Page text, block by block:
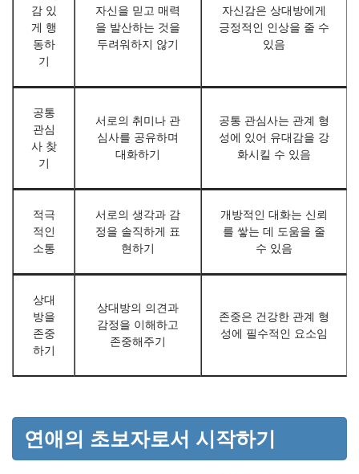
감 있
게 행
동하
기
자신을 믿고 매력
을 발산하는 것을
두려워하지 않기
자신감은 상대방에게
긍정적인 인상을 줄 수
있음
공통
관심
사 찾
기
서로의 취미나 관
심사를 공유하며
대화하기
공통 관심사는 관계 형
성에 있어 유대감을 강
화시킬 수 있음
적극
적인
소통
서로의 생각과 감
정을 솔직하게 표
현하기
개방적인 대화는 신뢰
를 쌓는 데 도움을 줄
수 있음
상대
방을
존중
하기
상대방의 의견과
감정을 이해하고
존중해주기
존중은 건강한 관계 형
성에 필수적인 요소임
연애의 초보자로서 시작하기